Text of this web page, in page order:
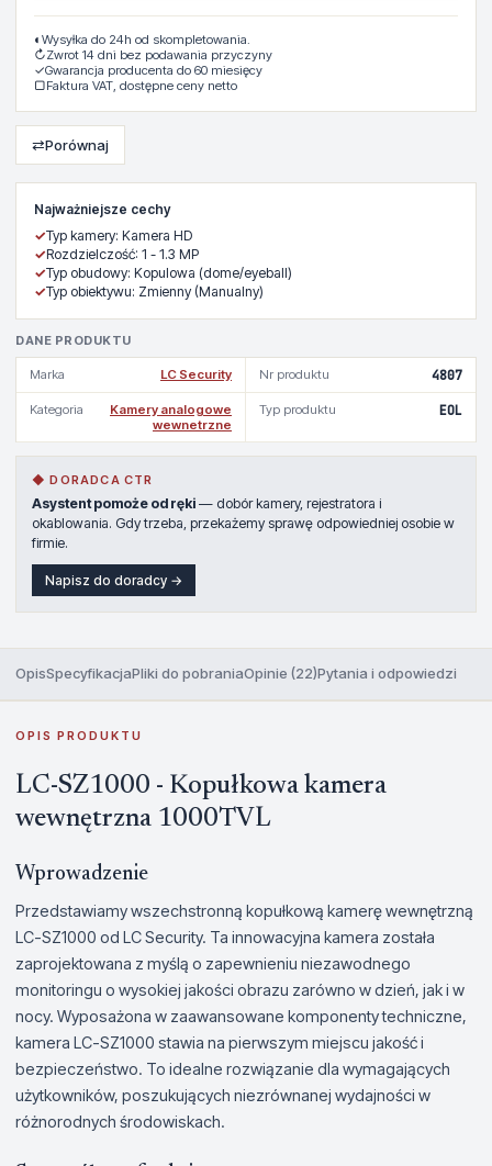
Najważniejsze cechy
✓Typ kamery: Kamera HD
✓Rozdzielczość: 1 - 1.3 MP
✓Typ obudowy: Kopulowa (dome/eyeball)
✓Typ obiektywu: Zmienny (Manualny)
DANE PRODUKTU
Marka LC Security Nr produktu 4807
Kategoria
Kamery analogowe
wewnetrzne
Typ produktu EOL
◆ DORADCA CTR
Asystent pomoże od ręki — dobór kamery, rejestratora i
okablowania. Gdy trzeba, przekażemy sprawę odpowiedniej osobie w
firmie.
Napisz do doradcy →
◐ Wysyłka do 24h od skompletowania.
↻Zwrot 14 dni bez podawania przyczyny
✓Gwarancja producenta do 60 miesięcy
▢Faktura VAT, dostępne ceny netto
⇄Porównaj
OpisSpecyfikacjaPliki do pobraniaOpinie (22)Pytania i odpowiedzi
OPIS PRODUKTU
LC-SZ1000 - Kopułkowa kamera
wewnętrzna 1000TVL
Wprowadzenie
Przedstawiamy wszechstronną kopułkową kamerę wewnętrzną
LC-SZ1000 od LC Security. Ta innowacyjna kamera została
zaprojektowana z myślą o zapewnieniu niezawodnego
monitoringu o wysokiej jakości obrazu zarówno w dzień, jak i w
nocy. Wyposażona w zaawansowane komponenty techniczne,
kamera LC-SZ1000 stawia na pierwszym miejscu jakość i
bezpieczeństwo. To idealne rozwiązanie dla wymagających
użytkowników, poszukujących niezrównanej wydajności w
różnorodnych środowiskach.